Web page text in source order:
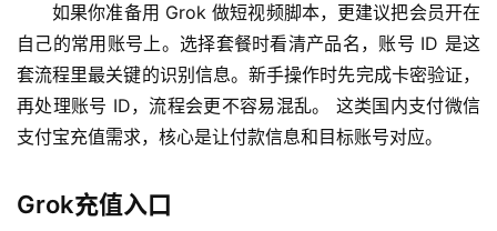
如果你准备用 Grok 做短视频脚本，更建议把会员开在
自己的常用账号上。选择套餐时看清产品名，账号 ID 是这
套流程里最关键的识别信息。新手操作时先完成卡密验证，
再处理账号 ID，流程会更不容易混乱。 这类国内支付微信
支付宝充值需求，核心是让付款信息和目标账号对应。
Grok充值入口